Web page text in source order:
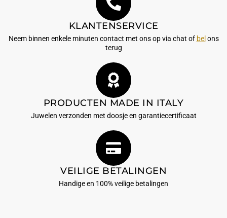
KLANTENSERVICE
Neem binnen enkele minuten contact met ons op via chat of bel ons
terug
PRODUCTEN MADE IN ITALY
Juwelen verzonden met doosje en garantiecertificaat
VEILIGE BETALINGEN
Handige en 100% veilige betalingen